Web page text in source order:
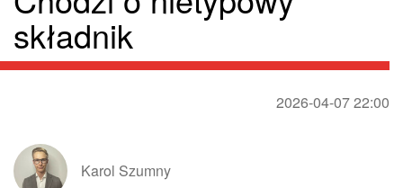
składnik
2026-04-07 22:00
Karol Szumny